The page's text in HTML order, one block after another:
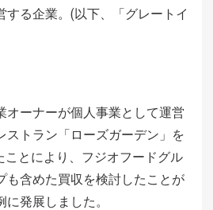
する企業。(以下、「グレートイ
オーナーが個人事業として運営
ストラン「ローズガーデン」を
ことにより、フジオフードグル
も含めた買収を検討したことが
発展しました。